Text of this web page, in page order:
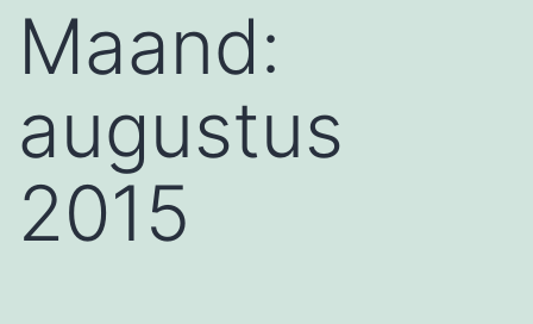
Maand:
augustus
2015